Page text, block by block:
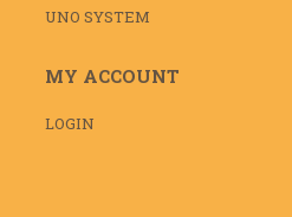
UNO SYSTEM
MY ACCOUNT
LOGIN